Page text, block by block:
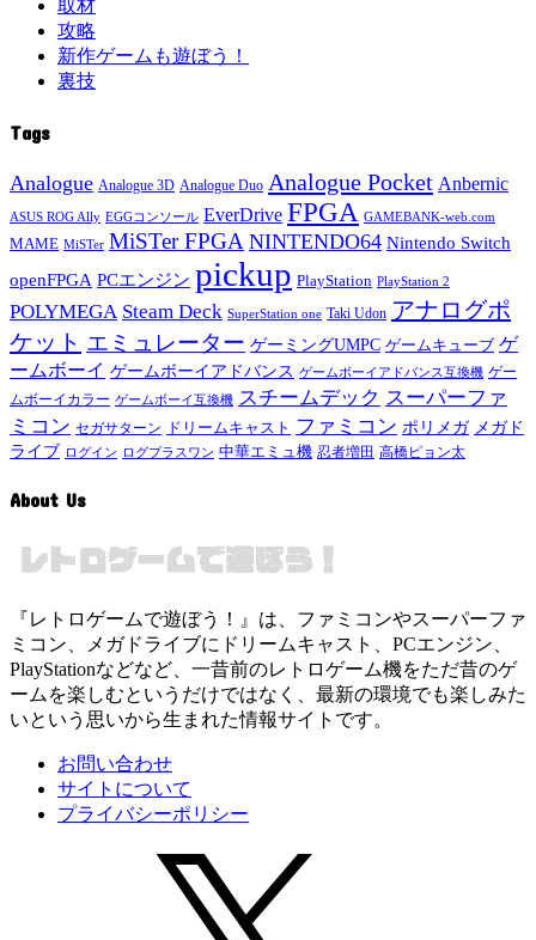
取材
攻略
新作ゲームも遊ぼう！
裏技
Tags
Analogue Analogue 3D Analogue Duo Analogue Pocket Anbernic
ASUS ROG Ally EGGコンソール EverDrive FPGA GAMEBANK-web.com
MAME MiSTer MiSTer FPGA NINTENDO64 Nintendo Switch
openFPGA PCエンジン pickup PlayStation PlayStation 2
POLYMEGA Steam Deck SuperStation one Taki Udon アナログポ
ケット エミュレーター ゲーミングUMPC ゲームキューブ ゲ
ームボーイ ゲームボーイアドバンス ゲームボーイアドバンス互換機 ゲー
ムボーイカラー ゲームボーイ互換機 スチームデック スーパーファ
ミコン セガサターン ドリームキャスト ファミコン ポリメガ メガド
ライブ ログイン ログプラスワン 中華エミュ機 忍者増田 高橋ピョン太
About Us
『レトロゲームで遊ぼう！』は、ファミコンやスーパーファ
ミコン、メガドライブにドリームキャスト、PCエンジン、
PlayStationなどなど、一昔前のレトロゲーム機をただ昔のゲ
ームを楽しむというだけではなく、最新の環境でも楽しみた
いという思いから生まれた情報サイトです。
お問い合わせ
サイトについて
プライバシーポリシー